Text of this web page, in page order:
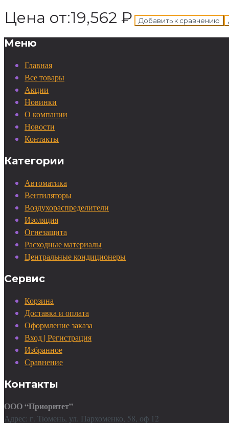
Цена от:19,562 ₽ Добавить к сравнению
Меню
Главная
Все товары
Акции
Новинки
О компании
Новости
Контакты
Категории
Автоматика
Вентиляторы
Воздухораспределители
Изоляция
Огнезащита
Расходные материалы
Центральные кондиционеры
Сервис
Корзина
Доставка и оплата
Оформление заказа
Вход | Регистрация
Избранное
Сравнение
Контакты
ООО “Приоритет”
Адрес: г. Тюмень, ул. Пархоменко, 58, оф 12